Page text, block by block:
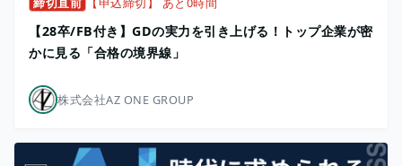
【28卒/FB付き】GDの実力を引き上げる！トップ企業が密
かに見る「合格の境界線」
株式会社AZ ONE GROUP